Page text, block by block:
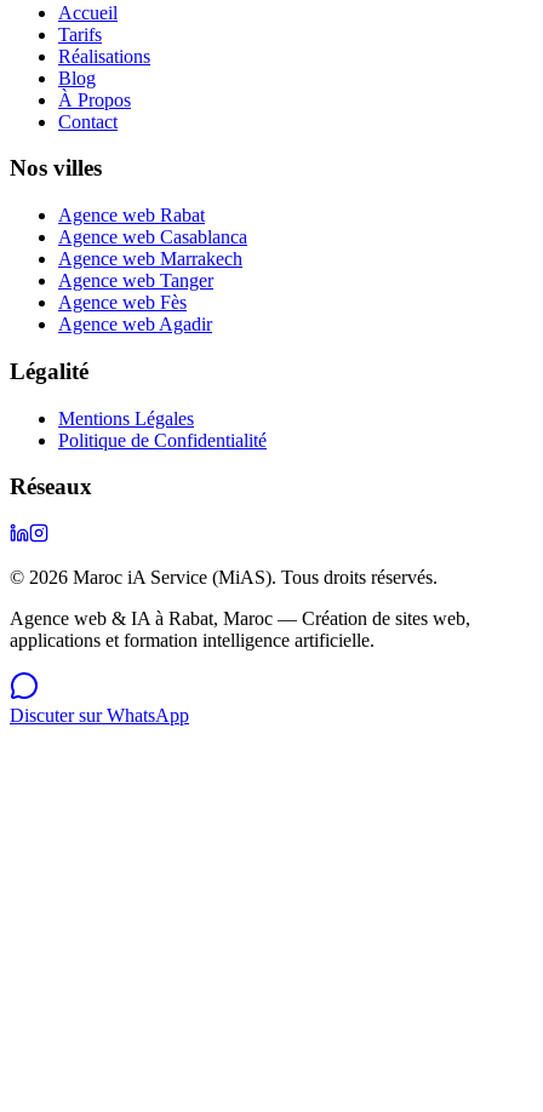
Accueil
Tarifs
Réalisations
Blog
À Propos
Contact
Nos villes
Agence web Rabat
Agence web Casablanca
Agence web Marrakech
Agence web Tanger
Agence web Fès
Agence web Agadir
Légalité
Mentions Légales
Politique de Confidentialité
Réseaux
© 2026 Maroc iA Service (MiAS). Tous droits réservés.
Agence web & IA à Rabat, Maroc — Création de sites web,
applications et formation intelligence artificielle.
Discuter sur WhatsApp